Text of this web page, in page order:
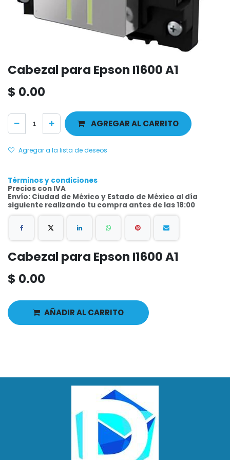
Cabezal para Epson I1600 A1
$ 0.00
AGREGAR AL CARRITO
Agregar a la lista de deseos
Términos y condiciones
Precios con IVA
Envío: Ciudad de México y Estado de México al día
siguiente realizando tu compra antes de las 18:00
Cabezal para Epson I1600 A1
$ 0.00
AÑADIR AL CARRITO